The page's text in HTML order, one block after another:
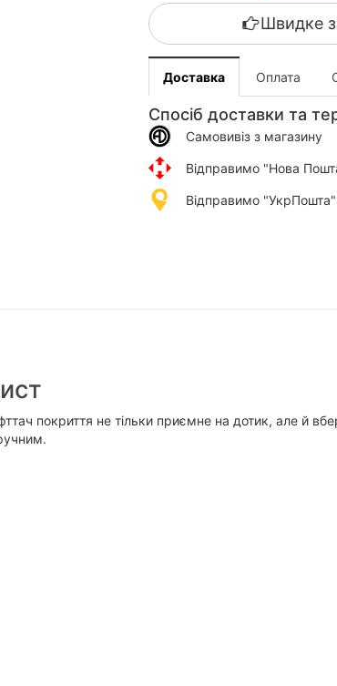
Швидке
Доставка Оплата
Спосіб доставки та
Самовивіз з магазину
Відправимо "Нова
Відправимо "УкрПошта"
покриття не тільки приємне на дотик, але й